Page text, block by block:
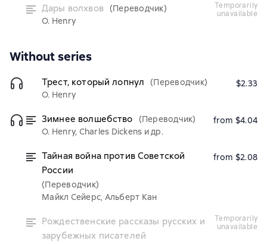
Дары волхвов (Переводчик)
O. Henry
temporarily
unavailable
Without series
Трест, который лопнул
(Переводчик)
O. Henry
$2.33
Зимнее волшебство
(Переводчик)
O. Henry, Charles Dickens и др.
from $4.04
Тайная война против Советской
России
(Переводчик)
Майкл Сейерс, Альберт Кан
from $2.08
Рождественские рассказы русских и
зарубежных писателей
temporarily
unavailable